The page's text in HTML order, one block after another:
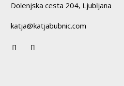
Dolenjska cesta 204, Ljubljana
katja@katjabubnic.com